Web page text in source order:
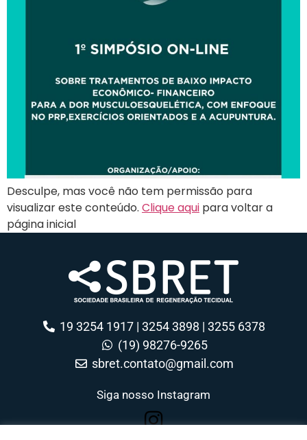
Desculpe, mas você não tem permissão para
visualizar este conteúdo. Clique aqui para voltar a
página inicial
19 3254 1917 | 3254 3898 | 3255 6378
(19) 98276-9265
sbret.contato@gmail.com
Siga nosso Instagram